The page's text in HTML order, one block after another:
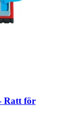
Ratt för